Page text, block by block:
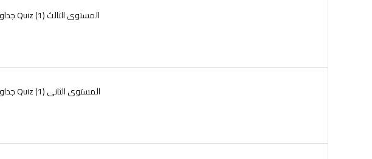
جداول امتحان Quiz (1) المستوى الثالث
جداول امتحان Quiz (1) المستوى الثانى